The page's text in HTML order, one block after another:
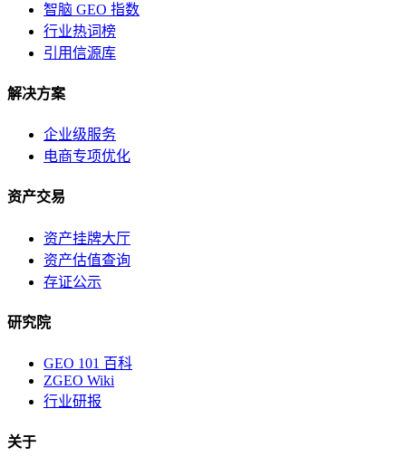
智脑 GEO 指数
行业热词榜
引用信源库
解决方案
企业级服务
电商专项优化
资产交易
资产挂牌大厅
资产估值查询
存证公示
研究院
GEO 101 百科
ZGEO Wiki
行业研报
关于